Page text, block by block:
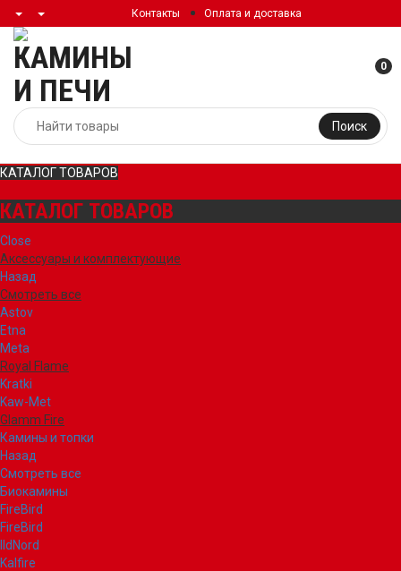
Контакты Оплата и доставка
Поиск
0
КАТАЛОГ ТОВАРОВ
КАТАЛОГ ТОВАРОВ
Close
Аксессуары и комплектующие
Назад
Смотреть все
Astov
Etna
Meta
Royal Flame
Kratki
Kaw-Met
Glamm Fire
Камины и топки
Назад
Смотреть все
Биокамины
FireBird
FireBird
IldNord
Kalfire